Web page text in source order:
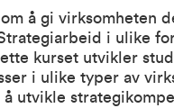
å gi virksomheten
i ulike
kurset utvikler
i ulike typer av
utvikle